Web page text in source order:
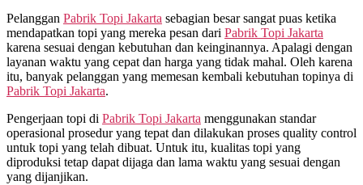
Pelanggan Pabrik Topi Jakarta sebagian besar sangat puas ketika
mendapatkan topi yang mereka pesan dari Pabrik Topi Jakarta
karena sesuai dengan kebutuhan dan keinginannya. Apalagi dengan
layanan waktu yang cepat dan harga yang tidak mahal. Oleh karena
itu, banyak pelanggan yang memesan kembali kebutuhan topinya di
Pabrik Topi Jakarta.
Pengerjaan topi di Pabrik Topi Jakarta menggunakan standar
operasional prosedur yang tepat dan dilakukan proses quality control
untuk topi yang telah dibuat. Untuk itu, kualitas topi yang
diproduksi tetap dapat dijaga dan lama waktu yang sesuai dengan
yang dijanjikan.